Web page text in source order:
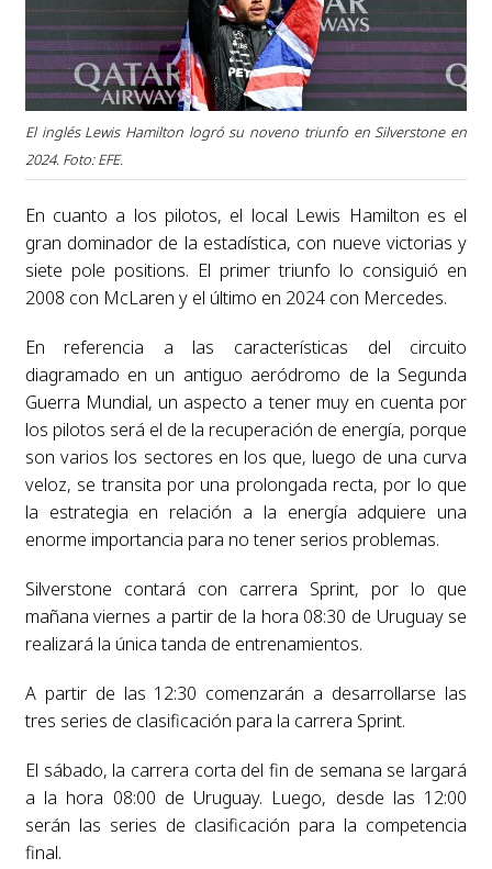
El inglés Lewis Hamilton logró su noveno triunfo en Silverstone en
2024. Foto: EFE.
En cuanto a los pilotos, el local Lewis Hamilton es el
gran dominador de la estadística, con nueve victorias y
siete pole positions. El primer triunfo lo consiguió en
2008 con McLaren y el último en 2024 con Mercedes.
En referencia a las características del circuito
diagramado en un antiguo aeródromo de la Segunda
Guerra Mundial, un aspecto a tener muy en cuenta por
los pilotos será el de la recuperación de energía, porque
son varios los sectores en los que, luego de una curva
veloz, se transita por una prolongada recta, por lo que
la estrategia en relación a la energía adquiere una
enorme importancia para no tener serios problemas.
Silverstone contará con carrera Sprint, por lo que
mañana viernes a partir de la hora 08:30 de Uruguay se
realizará la única tanda de entrenamientos.
A partir de las 12:30 comenzarán a desarrollarse las
tres series de clasificación para la carrera Sprint.
El sábado, la carrera corta del fin de semana se largará
a la hora 08:00 de Uruguay. Luego, desde las 12:00
serán las series de clasificación para la competencia
final.